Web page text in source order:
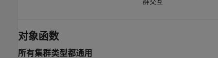
对象函数
所有集群类型都通用